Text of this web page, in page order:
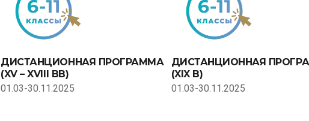
ДИСТАНЦИОННАЯ ПРОГРАММА
(XV – XVIII ВВ)
01.03-30.11.2025
ДИСТАНЦИОННАЯ
(XIX В)
01.03-30.11.2025